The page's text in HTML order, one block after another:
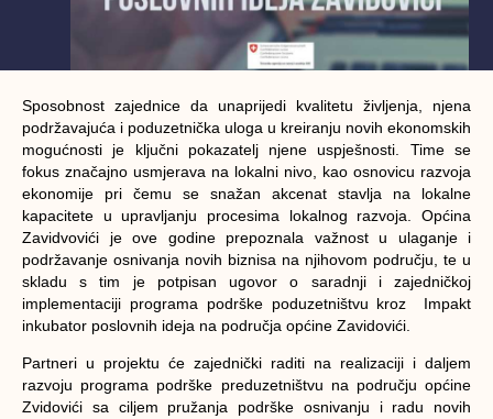
Sposobnost zajednice da unaprijedi kvalitetu življenja, njena
podržavajuća i poduzetnička uloga u kreiranju novih ekonomskih
mogućnosti je ključni pokazatelj njene uspješnosti. Time se
fokus značajno usmjerava na lokalni nivo, kao osnovicu razvoja
ekonomije pri čemu se snažan akcenat stavlja na lokalne
kapacitete u upravljanju procesima lokalnog razvoja. Općina
Zavidvovići je ove godine prepoznala važnost u ulaganje i
podržavanje osnivanja novih biznisa na njihovom području, te u
skladu s tim je potpisan ugovor o saradnji i zajedničkoj
implementaciji programa podrške poduzetništvu kroz
Impakt
inkubator poslovnih ideja na područja općine Zavidovići.
Partneri u projektu će zajednički raditi na realizaciji i daljem
razvoju programa podrške preduzetništvu na području općine
Zvidovići sa ciljem pružanja podrške osnivanju i radu novih